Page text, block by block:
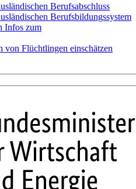
Berufsabschluss
Berufsbildungssystem
Infos zum
Flüchtlingen einschätzen